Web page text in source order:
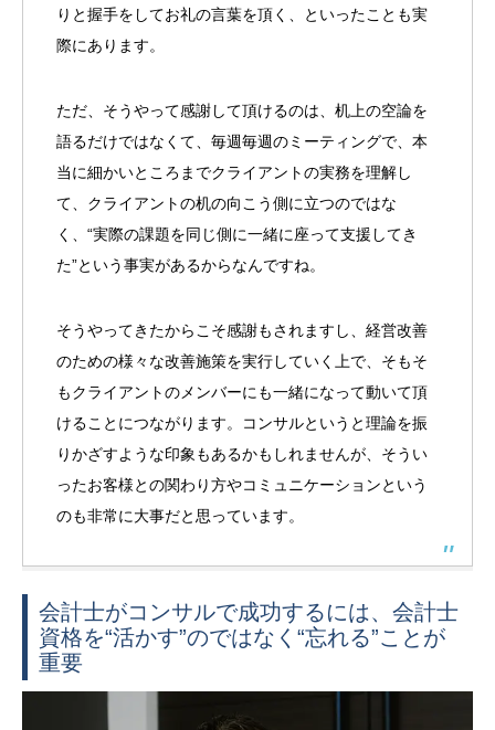
りと握手をしてお礼の言葉を頂く、といったことも実
際にあります。
ただ、そうやって感謝して頂けるのは、机上の空論を
語るだけではなくて、毎週毎週のミーティングで、本
当に細かいところまでクライアントの実務を理解し
て、クライアントの机の向こう側に立つのではな
く、“実際の課題を同じ側に一緒に座って支援してき
た”という事実があるからなんですね。
そうやってきたからこそ感謝もされますし、経営改善
のための様々な改善施策を実行していく上で、そもそ
もクライアントのメンバーにも一緒になって動いて頂
けることにつながります。コンサルというと理論を振
りかざすような印象もあるかもしれませんが、そうい
ったお客様との関わり方やコミュニケーションという
のも非常に大事だと思っています。
会計士がコンサルで成功するには、会計士
資格を“活かす”のではなく“忘れる”ことが
重要